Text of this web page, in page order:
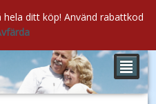
²
ditt köp! Använd rabattkod